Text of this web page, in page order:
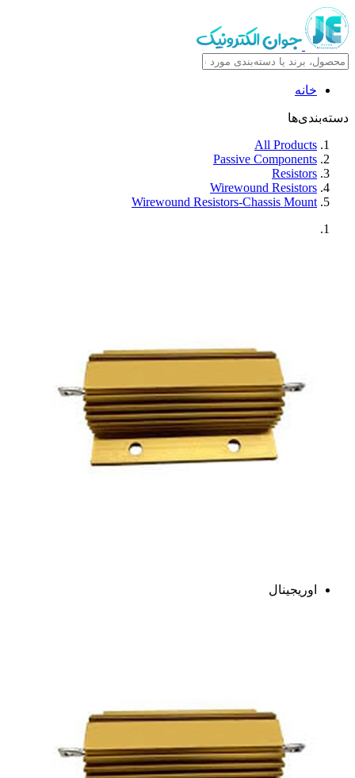
خانه
دسته‌بندی‌ها
All Products
Passive Components
Resistors
Wirewound Resistors
Wirewound Resistors-Chassis Mount
اوریجینال